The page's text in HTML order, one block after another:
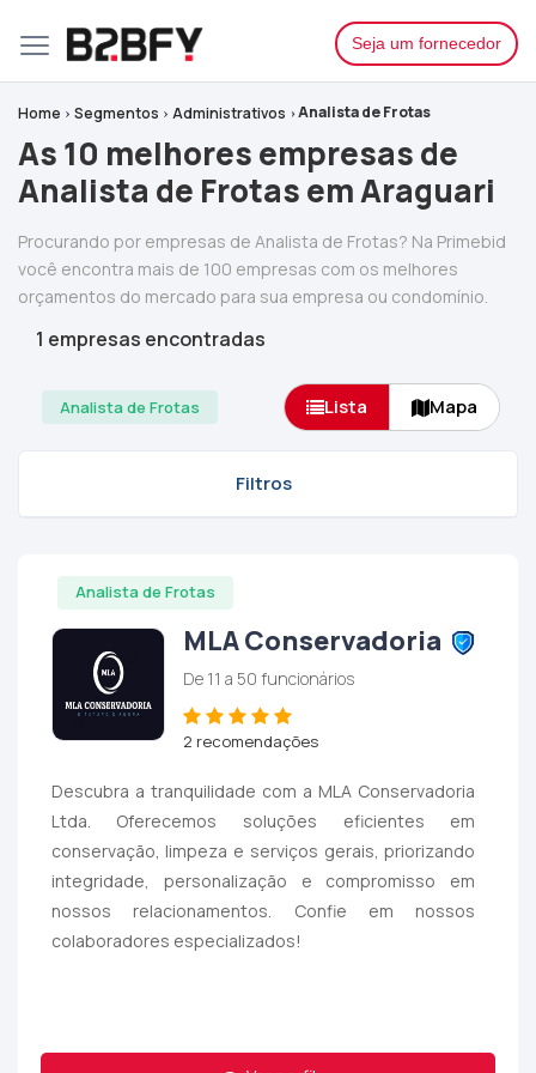
Seja um fornecedor
Home Segmentos Administrativos Analista de Frotas
As 10 melhores empresas de
Analista de Frotas em Araguari
Procurando por empresas de Analista de Frotas? Na Primebid
você encontra mais de 100 empresas com os melhores
orçamentos do mercado para sua empresa ou condomínio.
1 empresas encontradas
Analista de Frotas Lista Mapa
Filtros
Analista de Frotas
MLA Conservadoria
De 11 a 50 funcionários
2 recomendações
Descubra a tranquilidade com a MLA Conservadoria
Ltda. Oferecemos soluções eficientes em
conservação, limpeza e serviços gerais, priorizando
integridade, personalização e compromisso em
nossos relacionamentos. Confie em nossos
colaboradores especializados!